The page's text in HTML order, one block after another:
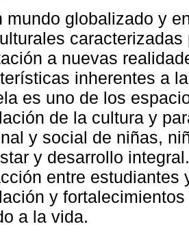
mundo globalizado y
a nuevas
inherentes a
es uno de los
de la cultura y
y social de niñas,
y desarrollo
entre estudiantes
y
a la vida.